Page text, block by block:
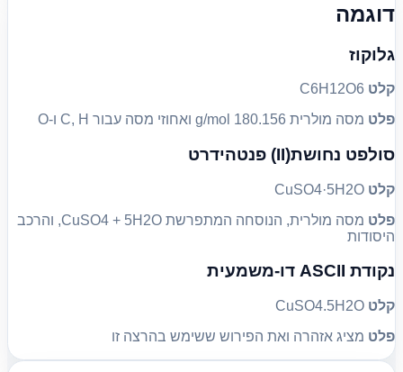
דוגמה
גלוקוז
קלט
פלט מסה מולרית 180.156 g/mol ואחוזי מסה עבור C, H ו-O
סולפט נחושת(II) פנטהידרט
קלט
פלט
מסה מולרית, הנוסחה המתפרשת CuSO4 + 5H2O, והרכב
היסודות
נקודת ASCII דו-משמעית
קלט
פלט מציג אזהרה ואת הפירוש ששימש בהרצה זו